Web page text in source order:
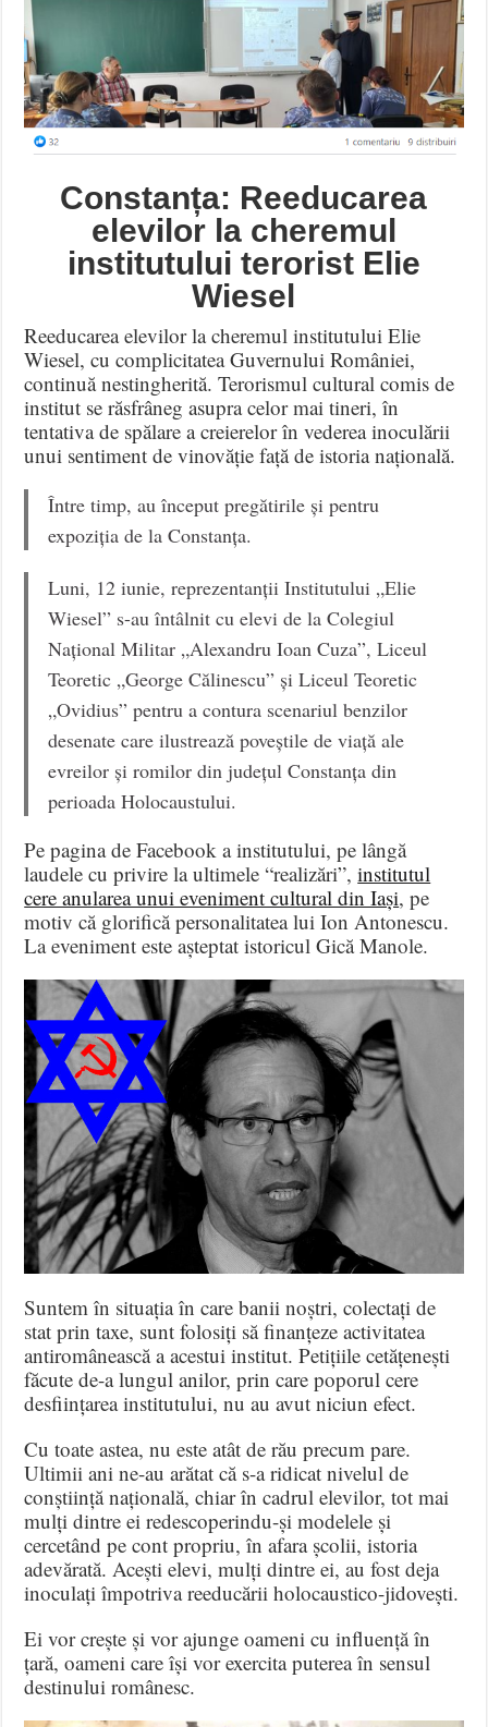
Constanța: Reeducarea
elevilor la cheremul
institutului terorist Elie
Wiesel
Reeducarea elevilor la cheremul institutului Elie
Wiesel, cu complicitatea Guvernului României,
continuă nestingherită. Terorismul cultural comis de
institut se răsfrâneg asupra celor mai tineri, în
tentativa de spălare a creierelor în vederea inoculării
unui sentiment de vinovăție față de istoria națională.
Între timp, au început pregătirile și pentru
expoziția de la Constanța.
Luni, 12 iunie, reprezentanții Institutului „Elie
Wiesel” s-au întâlnit cu elevi de la Colegiul
Național Militar „Alexandru Ioan Cuza”, Liceul
Teoretic „George Călinescu” și Liceul Teoretic
„Ovidius” pentru a contura scenariul benzilor
desenate care ilustrează poveștile de viață ale
evreilor și romilor din județul Constanța din
perioada Holocaustului.
Pe pagina de Facebook a institutului, pe lângă
laudele cu privire la ultimele “realizări”,institutul
cere anularea unui eveniment cultural din Iași, pe
motiv că glorifică personalitatea lui Ion Antonescu.
La eveniment este așteptat istoricul Gică Manole.
Suntem în situația în care banii noștri, colectați de
stat prin taxe, sunt folosiți să finanțeze activitatea
antiromânească a acestui institut. Petițiile cetățenești
făcute de-a lungul anilor, prin care poporul cere
desființarea institutului, nu au avut niciun efect.
Cu toate astea, nu este atât de rău precum pare.
Ultimii ani ne-au arătat că s-a ridicat nivelul de
conștiință națională, chiar în cadrul elevilor, tot mai
mulți dintre ei redescoperindu-și modelele și
cercetând pe cont propriu, în afara școlii, istoria
adevărată. Acești elevi, mulți dintre ei, au fost deja
inoculați împotriva reeducării holocaustico-jidovești.
Ei vor crește și vor ajunge oameni cu influență în
țară, oameni care își vor exercita puterea în sensul
destinului românesc.